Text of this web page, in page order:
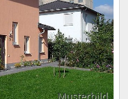
Musterbild